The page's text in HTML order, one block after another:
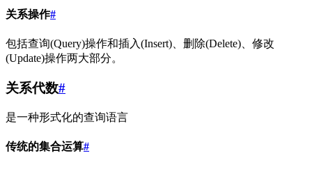
关系操作#
包括查询(Query)操作和插入(Insert)、删除(Delete)、修改
(Update)操作两大部分。
关系代数#
是一种形式化的查询语言
传统的集合运算#